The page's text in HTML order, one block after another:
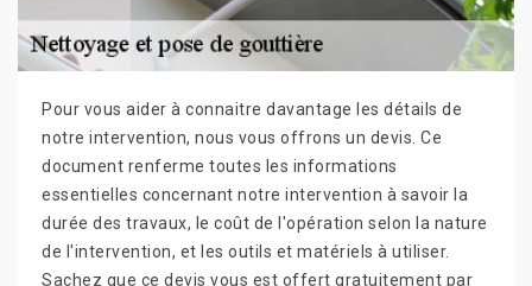
Pour vous aider à connaitre davantage les détails de
notre intervention, nous vous offrons un devis. Ce
document renferme toutes les informations
essentielles concernant notre intervention à savoir la
durée des travaux, le coût de l'opération selon la nature
de l'intervention, et les outils et matériels à utiliser.
Sachez que ce devis vous est offert gratuitement par